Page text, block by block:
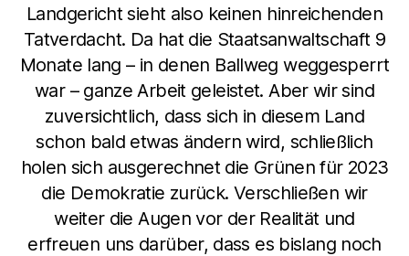
Landgericht sieht also keinen hinreichenden
Tatverdacht. Da hat die Staatsanwaltschaft 9
Monate lang – in denen Ballweg weggesperrt
war – ganze Arbeit geleistet. Aber wir sind
zuversichtlich, dass sich in diesem Land
schon bald etwas ändern wird, schließlich
holen sich ausgerechnet die Grünen für 2023
die Demokratie zurück. Verschließen wir
weiter die Augen vor der Realität und
erfreuen uns darüber, dass es bislang noch